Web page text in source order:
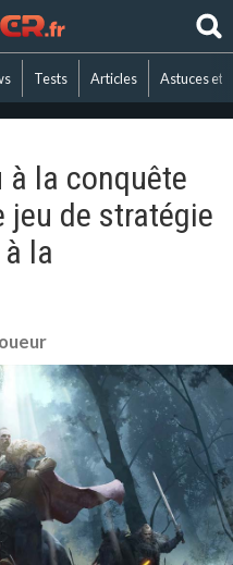
Tests Articles Astuces et
à la conquête
jeu de stratégie
la